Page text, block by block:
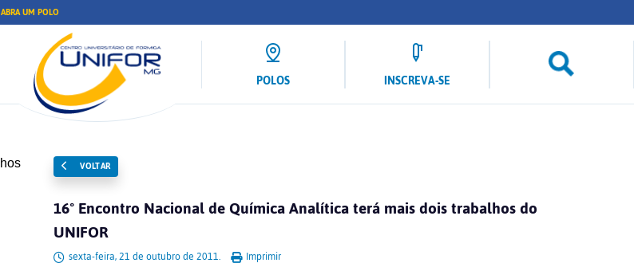
ABRA UM POLO
POLOS INSCREVA-SE
VOLTAR
16º Encontro Nacional de Química Analítica terá mais dois trabalhos do
UNIFOR
sexta-feira, 21 de outubro de 2011. Imprimir